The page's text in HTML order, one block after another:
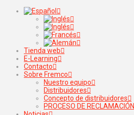
Tienda web
E-Learning
Contacto
Sobre Fremco
Nuestro equipo
Distribuidores
Concepto de distribuidores
PROCESO DE RECLAMACIÓN